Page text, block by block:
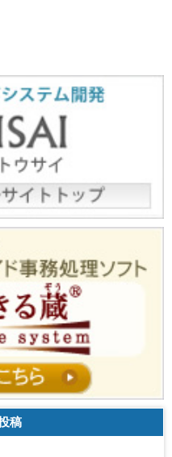
稿